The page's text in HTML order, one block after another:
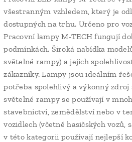
všestranným vzhledem, který je
dostupných na trhu. Určeno pro
Pracovní lampy M-TECH fungují
podmínkách. Široká nabídka
světelné rampy) a jejich
zákazníky. Lampy jsou ideálním
potřeba spolehlivý a výkonný zdroj
světelné rampy se používají v
stavebnictví, zemědělství nebo v
vozidlech (včetně hasičských
v této kategorii používají nejlepší